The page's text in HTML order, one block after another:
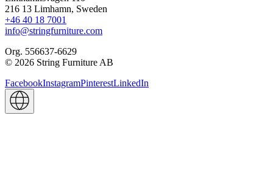
216 13 Limhamn, Sweden
+46 40 18 7001
info@stringfurniture.com
Org. 556637-6629
© 2026 String Furniture AB
FacebookInstagramPinterestLinkedIn